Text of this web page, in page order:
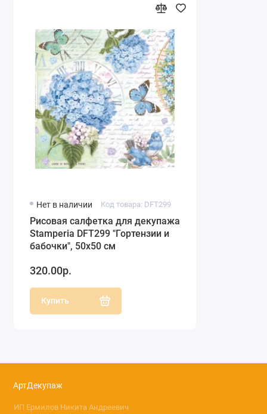
Нет в наличии Код товара: DFT299
Рисовая салфетка для декупажа
Stamperia DFT299 "Гортензии и
бабочки", 50х50 см
320.00р.
Купить
АртДекупаж
ИП Ермилов Никита Андреевич